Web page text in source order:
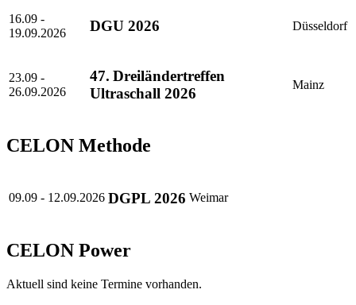
16.09 -
19.09.2026
DGU 2026 Düsseldorf
23.09 -
26.09.2026
47. Dreiländertreffen
Ultraschall 2026
Mainz
CELON Methode
09.09 - 12.09.2026 DGPL 2026 Weimar
CELON Power
Aktuell sind keine Termine vorhanden.